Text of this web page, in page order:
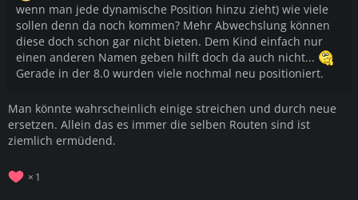
wenn man jede dynamische Position hinzu zieht) wie viele
sollen denn da noch kommen? Mehr Abwechslung können
diese doch schon gar nicht bieten. Dem Kind einfach nur
einen anderen Namen geben hilft doch da auch nicht...
Gerade in der 8.0 wurden viele nochmal neu positioniert.
Man könnte wahrscheinlich einige streichen und durch neue
ersetzen. Allein das es immer die selben Routen sind ist
ziemlich ermüdend.
1